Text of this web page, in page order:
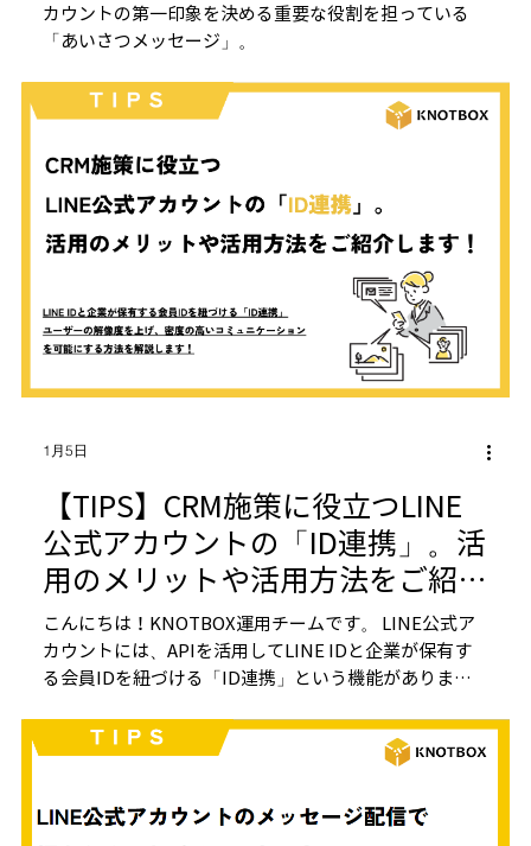
カウントの第一印象を決める重要な役割を担っている
「あいさつメッセージ」。
1月5日
【TIPS】CRM施策に役立つLINE
公式アカウントの「ID連携」。活
用のメリットや活用方法をご紹介
します！
こんにちは！KNOTBOX運用チームです。 LINE公式ア
カウントには、APIを活用してLINE IDと企業が保有す
る会員IDを紐づける「ID連携」という機能がありま